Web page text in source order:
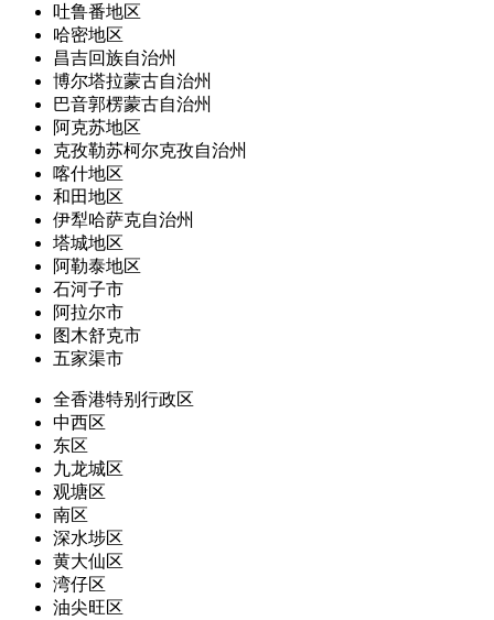
吐鲁番地区
哈密地区
昌吉回族自治州
博尔塔拉蒙古自治州
巴音郭楞蒙古自治州
阿克苏地区
克孜勒苏柯尔克孜自治州
喀什地区
和田地区
伊犁哈萨克自治州
塔城地区
阿勒泰地区
石河子市
阿拉尔市
图木舒克市
五家渠市
全香港特别行政区
中西区
东区
九龙城区
观塘区
南区
深水埗区
黄大仙区
湾仔区
油尖旺区